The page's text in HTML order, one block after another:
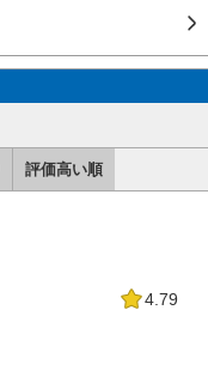
評価高い順
4.79